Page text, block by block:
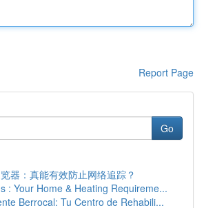
Report Page
Go
器：真能有效防止网络追踪？
: Your Home & Heating Requireme...
Berrocal: Tu Centro de Rehabili...